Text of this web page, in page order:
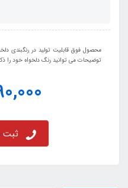
محصول فوق قابلیت تولید در رنگبندی
توضیحات می توانید رنگ دلخواه خود را
ثبت